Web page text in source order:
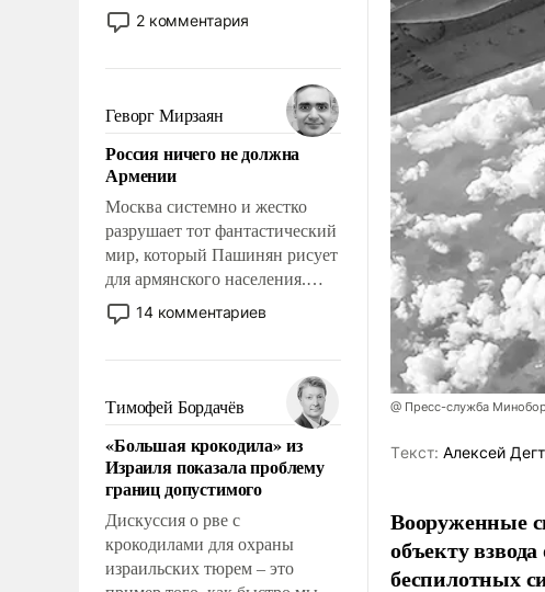
США потребуется более трех
лет. Даже небольшая война с
Сложившаяся ситуация
означает многолетний период
уязвимости США, например,
перед Китаем.
2 комментария
Геворг Мирзаян
Россия ничего не должна
Армении
Москва системно и жестко
разрушает тот фантастический
мир, который Пашинян рисует
для армянского населения.
Мир, где политические
прожекты будут безусловно
налогоплательщиков и где
Еревану за свои поступки не
нужно отвечать.
14 комментариев
Тимофей Бордачёв
«Большая крокодила» из
Израиля показала проблему
границ допустимого
Дискуссия о рве с
крокодилами для охраны
израильских тюрем – это
@ Пресс-служба
Tекст: Алексей
Вооруженные
объекту
беспилотных